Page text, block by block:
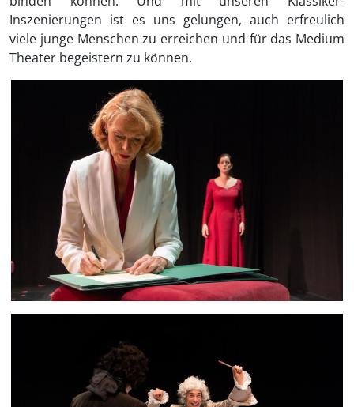
Inszenierungen ist es uns gelungen, auch erfreulich
viele junge Menschen zu erreichen und für das Medium
Theater begeistern zu können.